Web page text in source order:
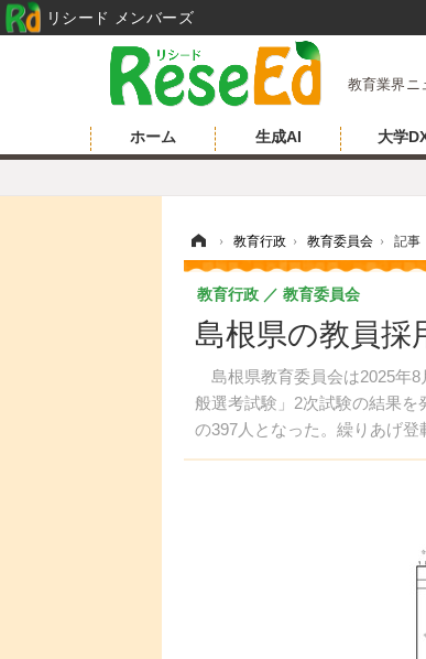
教育業界ニ
ホーム 生成AI 大学
› 教育行政 › 教育委員会 › 記事
島根県の教員
島根県教育委員会は2025年8
般選考試験」2次試験の結果
の397人となった。繰りあげ登
教育行政 教育委員会
リシード メンバーズ